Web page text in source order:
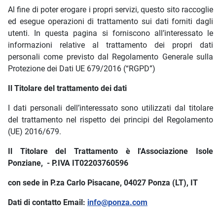
Al fine di poter erogare i propri servizi, questo sito raccoglie
ed esegue operazioni di trattamento sui dati forniti dagli
utenti. In questa pagina si forniscono all’interessato le
informazioni relative al trattamento dei propri dati
personali come previsto dal Regolamento Generale sulla
Protezione dei Dati UE 679/2016 (“RGPD”)
Il Titolare del trattamento dei dati
I dati personali dell’interessato sono utilizzati dal titolare
del trattamento nel rispetto dei principi del Regolamento
(UE) 2016/679.
Il Titolare del Trattamento è l'Associazione Isole
Ponziane, - P.IVA IT02203760596
con sede in P.za Carlo Pisacane, 04027 Ponza (LT), IT
Dati di contatto Email: info@ponza.com